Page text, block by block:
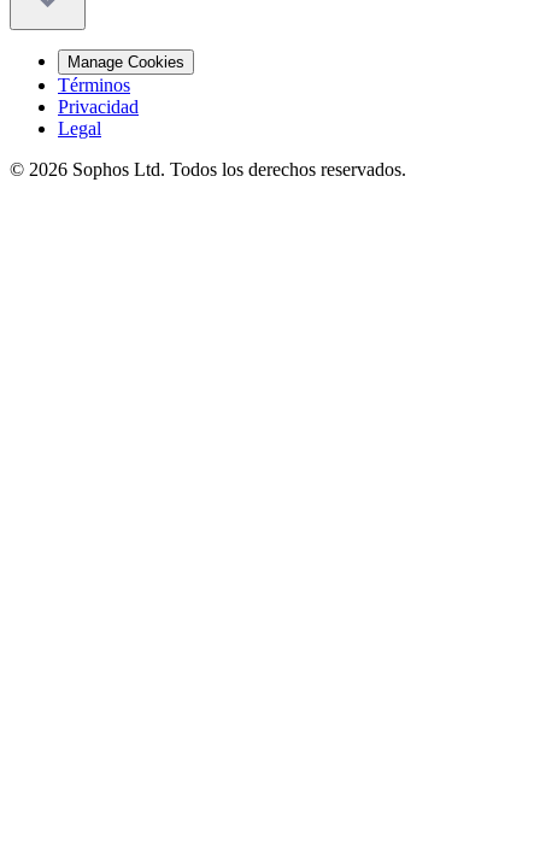
Manage Cookies
Términos
Privacidad
Legal
© 2026 Sophos Ltd. Todos los derechos reservados.